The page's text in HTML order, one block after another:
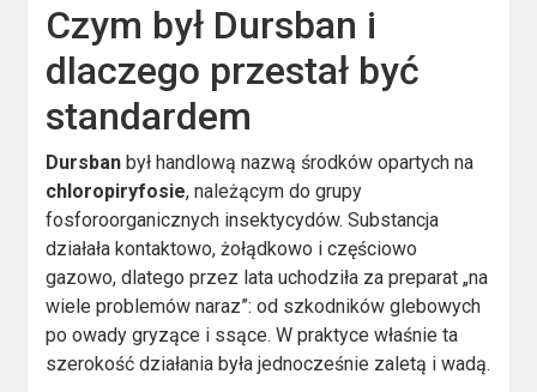
Czym był Dursban i
dlaczego przestał być
standardem
Dursban był handlową nazwą środków opartych na
chloropiryfosie, należącym do grupy
fosforoorganicznych insektycydów. Substancja
działała kontaktowo, żołądkowo i częściowo
gazowo, dlatego przez lata uchodziła za preparat „na
wiele problemów naraz”: od szkodników glebowych
po owady gryzące i ssące. W praktyce właśnie ta
szerokość działania była jednocześnie zaletą i wadą.